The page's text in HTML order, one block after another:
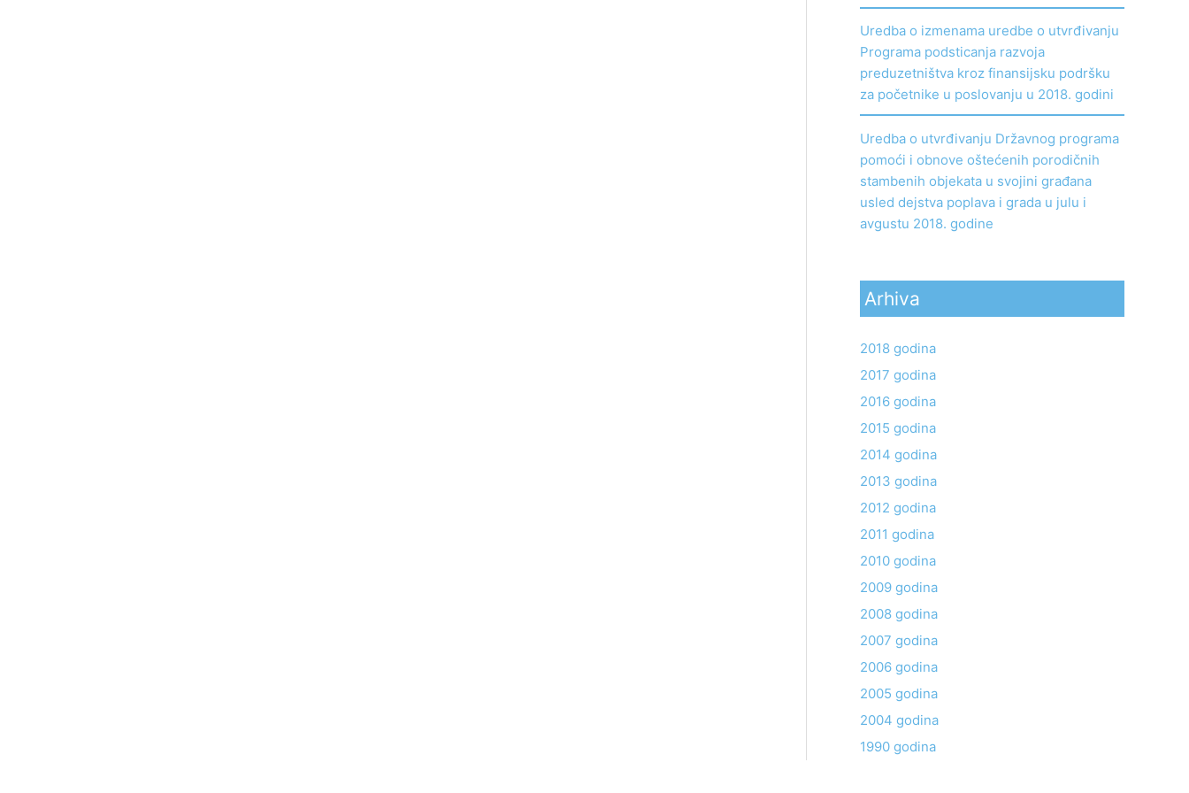
Uredba o izmenama uredbe o utvrđivanju
Programa podsticanja razvoja
preduzetništva kroz finansijsku podršku
za početnike u poslovanju u 2018. godini
Uredba o utvrđivanju Državnog programa
pomoći i obnove oštećenih porodičnih
stambenih objekata u svojini građana
usled dejstva poplava i grada u julu i
avgustu 2018. godine
Arhiva
2018 godina
2017 godina
2016 godina
2015 godina
2014 godina
2013 godina
2012 godina
2011 godina
2010 godina
2009 godina
2008 godina
2007 godina
2006 godina
2005 godina
2004 godina
1990 godina